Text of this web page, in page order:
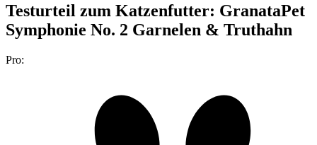
Testurteil zum Katzenfutter: GranataPet
Symphonie No. 2 Garnelen & Truthahn
Pro: